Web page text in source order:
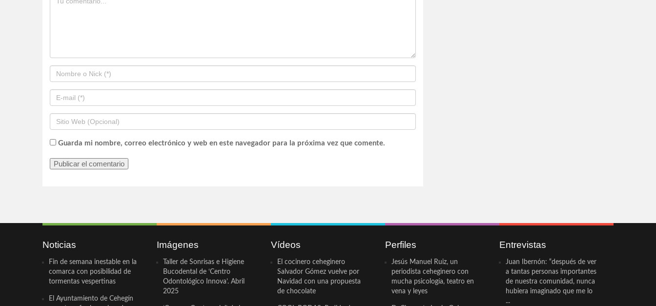
Guarda mi nombre, correo electrónico y web en este navegador para la próxima vez que comente.
Noticias
Fin de semana inestable en la
comarca con posibilidad de
tormentas vespertinas
El Ayuntamiento de Cehegín
Imágenes
Taller de Sonrisas e Higiene
Bucodental de ‘Centro
Odontológico Innova’. Abril
2025
Vídeos
El cocinero ceheginero
Salvador Gómez vuelve por
Navidad con una propuesta
de chocolate
Perfiles
Jesús Manuel Ruiz, un
periodista ceheginero con
mucha psicología, teatro en
vena y leyes
Entrevistas
Juan Ibernón: “después de ver
a tantas personas importantes
de nuestra comunidad, nunca
hubiera imaginado que me lo
...